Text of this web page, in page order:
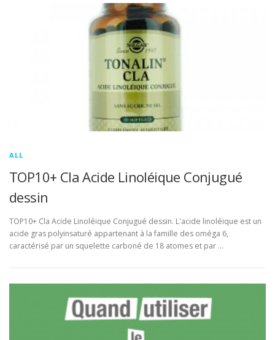
ALL
TOP10+ Cla Acide Linoléique Conjugué
dessin
TOP10+ Cla Acide Linoléique Conjugué dessin. L'acide linoléique est un
acide gras polyinsaturé appartenant à la famille des oméga 6,
caractérisé par un squelette carboné de 18 atomes et par …